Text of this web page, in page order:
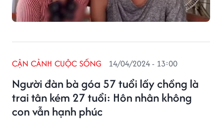
Người đàn bà góa 57 tuổi lấy chồng là
trai tân kém 27 tuổi: Hôn nhân không
con vẫn hạnh phúc
CẬN CẢNH CUỘC SỐNG 14/04/2024 - 13:00